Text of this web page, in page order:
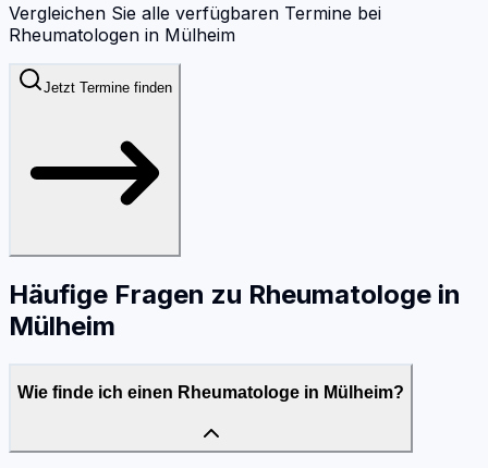
Vergleichen Sie alle verfügbaren Termine bei
Rheumatologen in Mülheim
Jetzt Termine finden
Häufige Fragen zu Rheumatologe in
Mülheim
Wie finde ich einen Rheumatologe in Mülheim?